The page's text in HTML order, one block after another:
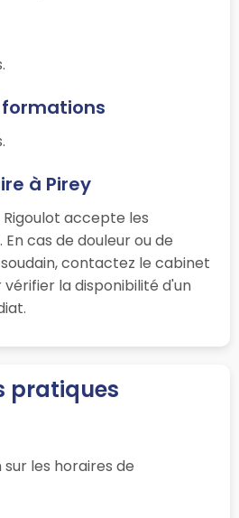
formations
à Pirey
accepte les
cas de douleur ou de
contactez le cabinet
la disponibilité d'un
pratiques
les horaires de